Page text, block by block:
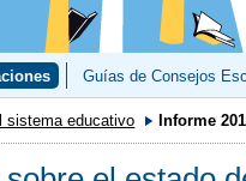
Guías de Consejos
sistema educativo Informe